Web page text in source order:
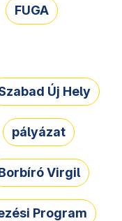
FUGA
Új Hely
pályázat
Virgil
Program